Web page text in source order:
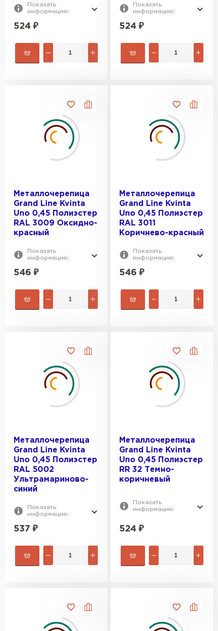
Показать
информацию
524 ₽
Показать
информацию
524 ₽
Металлочерепица
Grand Line Kvinta
Uno 0,45 Полиэстер
RAL 3009 Оксидно-
красный
Показать
информацию
546 ₽
Металлочерепица
Grand Line Kvinta
Uno 0,45 Полиэстер
RAL 3011
Коричнево-красный
Показать
информацию
546 ₽
Металлочерепица
Grand Line Kvinta
Uno 0,45 Полиэстер
RAL 5002
Ультрамариново-
синий
Показать
информацию
537 ₽
Металлочерепица
Grand Line Kvinta
Uno 0,45 Полиэстер
RR 32 Темно-
коричневый
Показать
информацию
524 ₽